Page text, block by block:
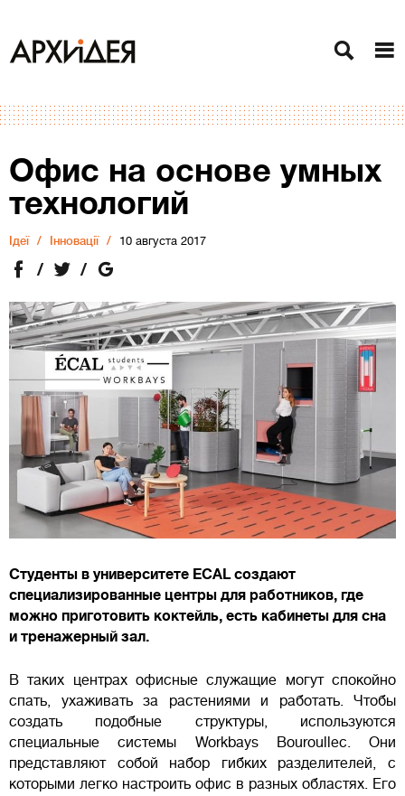
Офис на основе умных
технологий
Ідеї Інновації 10 августа 2017
Студенты в университете ECAL создают
специализированные центры для работников, где
можно приготовить коктейль, есть кабинеты для сна
и тренажерный зал.
В таких центрах офисные служащие могут спокойно
спать, ухаживать за растениями и работать. Чтобы
создать подобные структуры, используются
специальные системы Workbays Bouroullec. Они
представляют собой набор гибких разделителей, с
которыми легко настроить офис в разных областях. Его